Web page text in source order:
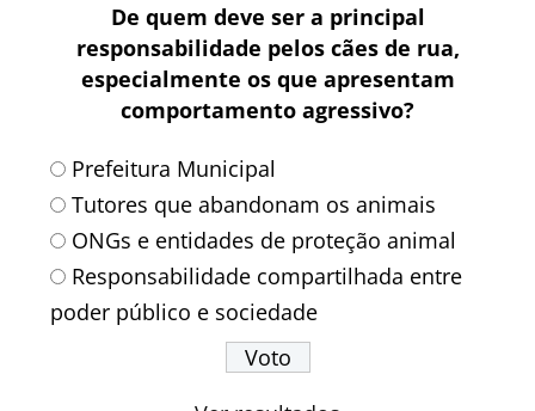
De quem deve ser a principal
responsabilidade pelos cães de rua,
especialmente os que apresentam
comportamento agressivo?
Prefeitura Municipal
Tutores que abandonam os animais
ONGs e entidades de proteção animal
Responsabilidade compartilhada entre
poder público e sociedade